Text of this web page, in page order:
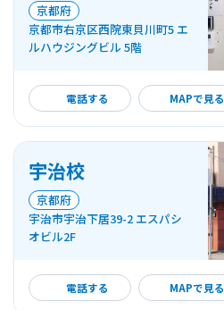
京都府
京都市右京区西院東貝川町5 エ
ルハウジングビル 5階
電話する MAPで見る
詳細を見る
宇治校
京都府
宇治市宇治下居39-2 エスパシ
オビル2F
電話する MAPで見る
詳細を見る